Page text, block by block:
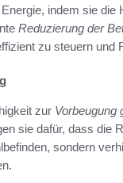
indem sie die
Reduzierung der
zu steuern und
zur Vorbeugung
sie dafür, dass die
sondern